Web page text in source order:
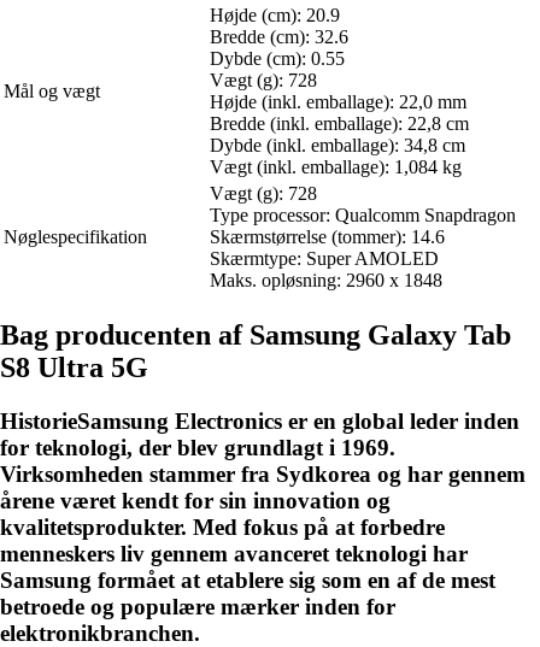
Mål og vægt
Højde (cm): 20.9
Bredde (cm): 32.6
Dybde (cm): 0.55
Vægt (g): 728
Højde (inkl. emballage): 22,0 mm
Bredde (inkl. emballage): 22,8 cm
Dybde (inkl. emballage): 34,8 cm
Vægt (inkl. emballage): 1,084 kg
Nøglespecifikation
Vægt (g): 728
Type processor: Qualcomm Snapdragon
Skærmstørrelse (tommer): 14.6
Skærmtype: Super AMOLED
Maks. opløsning: 2960 x 1848
Bag producenten af Samsung Galaxy Tab
S8 Ultra 5G
HistorieSamsung Electronics er en global leder inden
for teknologi, der blev grundlagt i 1969.
Virksomheden stammer fra Sydkorea og har gennem
årene været kendt for sin innovation og
kvalitetsprodukter. Med fokus på at forbedre
menneskers liv gennem avanceret teknologi har
Samsung formået at etablere sig som en af ​​de mest
betroede og populære mærker inden for
elektronikbranchen.